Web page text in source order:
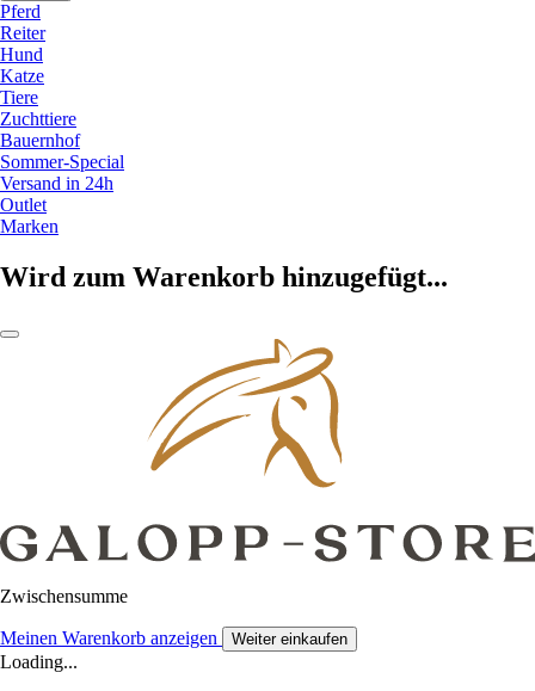
Pferd
Reiter
Hund
Katze
Tiere
Zuchttiere
Bauernhof
Sommer-Special
Versand in 24h
Outlet
Marken
Wird zum Warenkorb hinzugefügt...
Zwischensumme
Meinen Warenkorb anzeigen Weiter einkaufen
Loading...